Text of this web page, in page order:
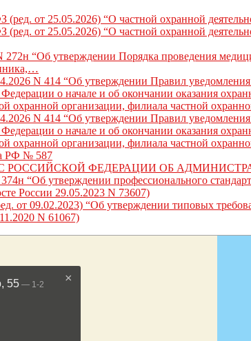
от 25.05.2026) “О частной охранной
от 25.05.2026) “О частной охранной
“Об утверждении Порядка проведения
N 414 “Об утверждении Правил
о начале и об окончании оказания
охранной организации, филиала частной
N 414 “Об утверждении Правил
о начале и об окончании оказания
охранной организации, филиала частной
РФ № 587
РОССИЙСКОЙ ФЕДЕРАЦИИ ОБ
“Об утверждении профессионального
России 29.05.2023 N 73607)
от 09.02.2023) “Об утверждении типовых
N 61067)